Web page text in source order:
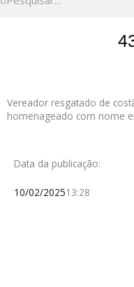
Vereador resgatado de
homenageado com nome
Data da publicação:
10/02/202513:28